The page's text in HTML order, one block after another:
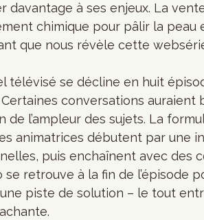
davantage à ses enjeux. La
chimique pour pâlir la peau
que nous révèle cette
télévisé se décline en huit
conversations auraient
de l’ampleur des sujets. La
les animatrices débutent par une
puis enchaînent avec des
se retrouve à la fin de l’épisode
piste de solution – le tout